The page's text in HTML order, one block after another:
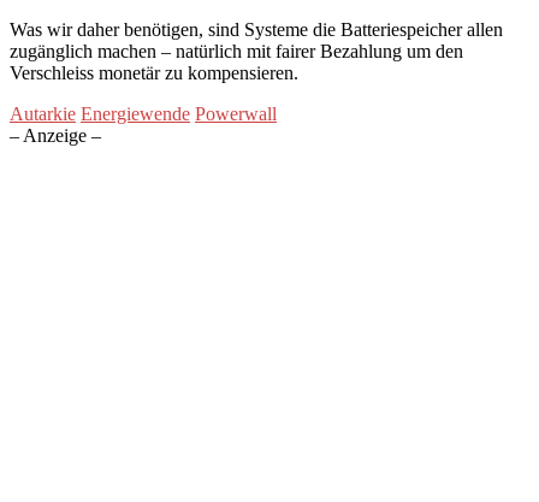
Was wir daher benötigen, sind Systeme die Batteriespeicher allen
zugänglich machen – natürlich mit fairer Bezahlung um den
Verschleiss monetär zu kompensieren.
Autarkie Energiewende Powerwall
– Anzeige –